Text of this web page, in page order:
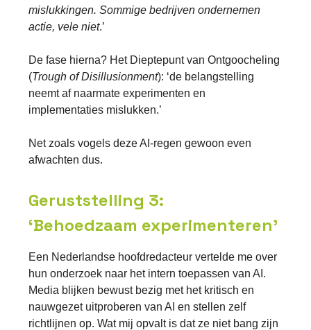
mislukkingen. Sommige bedrijven ondernemen
actie, vele niet.’
De fase hierna? Het Dieptepunt van Ontgoocheling
(Trough of Disillusionment): ‘de belangstelling
neemt af naarmate experimenten en
implementaties mislukken.’
Net zoals vogels deze AI-regen gewoon even
afwachten dus.
Geruststelling 3:
‘Behoedzaam experimenteren’
Een Nederlandse hoofdredacteur vertelde me over
hun onderzoek naar het intern toepassen van AI.
Media blijken bewust bezig met het kritisch en
nauwgezet uitproberen van AI en stellen zelf
richtlijnen op. Wat mij opvalt is dat ze niet bang zijn